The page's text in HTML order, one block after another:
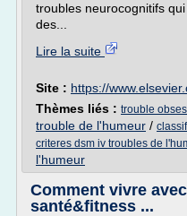
troubles neurocognitifs
des...
Lire la suite
Site : https://
Thèmes liés : trouble
trouble de l'humeur /
criteres dsm iv troubles de
l'humeur
Comment vivre
santé&fitness ...